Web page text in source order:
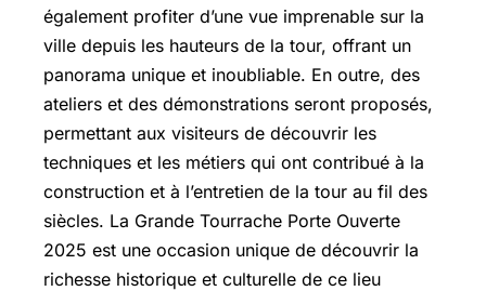
également profiter d’une vue imprenable sur la
ville depuis les hauteurs de la tour, offrant un
panorama unique et inoubliable. En outre, des
ateliers et des démonstrations seront proposés,
permettant aux visiteurs de découvrir les
techniques et les métiers qui ont contribué à la
construction et à l’entretien de la tour au fil des
siècles. La Grande Tourrache Porte Ouverte
2025 est une occasion unique de découvrir la
richesse historique et culturelle de ce lieu